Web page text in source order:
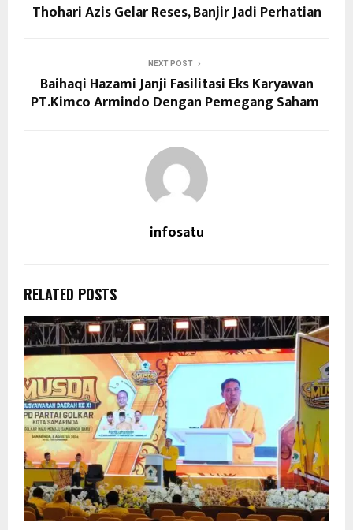
Thohari Azis Gelar Reses, Banjir Jadi Perhatian
NEXT POST
Baihaqi Hazami Janji Fasilitasi Eks Karyawan
PT.Kimco Armindo Dengan Pemegang Saham
infosatu
RELATED POSTS